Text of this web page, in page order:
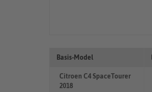
Basis-Model
Citroen C4 SpaceTourer
2018